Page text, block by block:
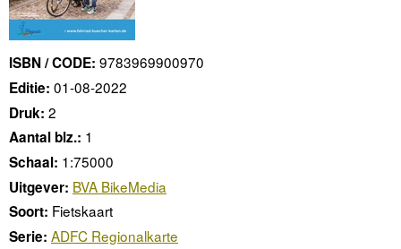
ISBN / CODE: 9783969900970
Editie: 01-08-2022
Druk: 2
Aantal blz.: 1
Schaal: 1:75000
Uitgever: BVA BikeMedia
Soort: Fietskaart
Serie: ADFC Regionalkarte